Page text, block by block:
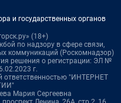
и государственных органов
(18+)
по надзору в сфере связи,
коммуникаций (Роскомнадзор)
решения о регистрации: ЭЛ №
г.
ответственностью "ИНТЕРНЕТ
Мария Сергеевна